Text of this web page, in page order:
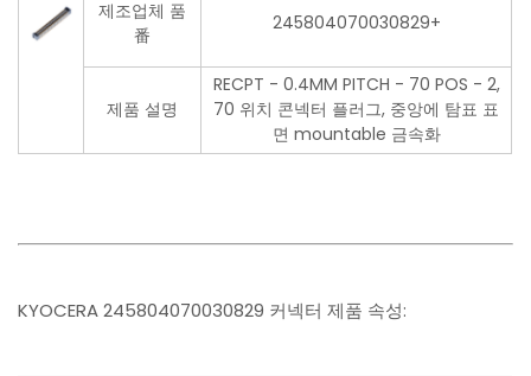
제조업체 품
番
245804070030829+
제품 설명
RECPT - 0.4MM PITCH - 70 POS - 2,
70 위치 콘넥터 플러그, 중앙에 탐표 표
면 mountable 금속화
KYOCERA 245804070030829 커넥터 제품 속성: